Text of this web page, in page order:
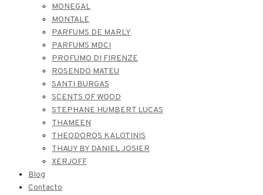
MONEGAL
MONTALE
PARFUMS DE MARLY
PARFUMS MDCI
PROFUMO DI FIRENZE
ROSENDO MATEU
SANTI BURGAS
SCENTS OF WOOD
STEPHANE HUMBERT LUCAS
THAMEEN
THEODOROS KALOTINIS
THAUY BY DANIEL JOSIER
XERJOFF
Blog
Contacto